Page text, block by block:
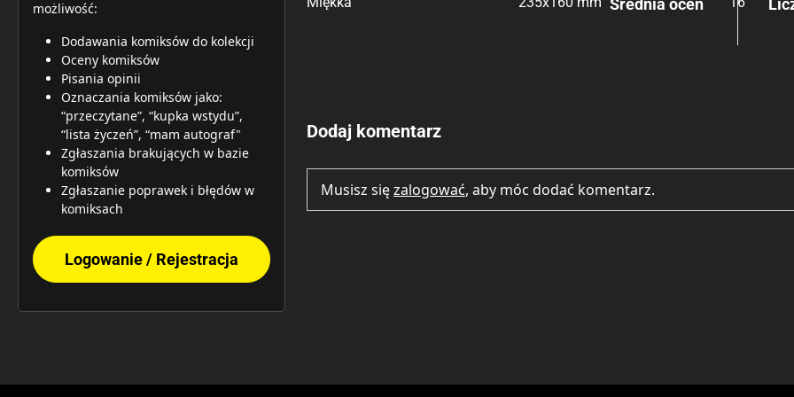
możliwość:
Dodawania komiksów do kolekcji
Oceny komiksów
Pisania opinii
Oznaczania komiksów jako:
“przeczytane”, “kupka wstydu”,
“lista życzeń”, “mam autograf"
Zgłaszania brakujących w bazie
komiksów
Zgłaszanie poprawek i błędów w
komiksach
Logowanie / Rejestracja
Średnia ocen
Dodaj komentarz
Musisz sięzalogować, aby móc dodać komentarz.